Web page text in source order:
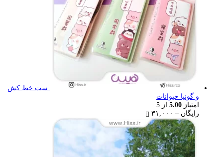
ست خط کش
و گونیا حیوانات
امتیاز 5.00 از 5
رایگان – ۳۱,۰۰۰
range:
رایگان
through
۳۱,۰۰۰ تومان